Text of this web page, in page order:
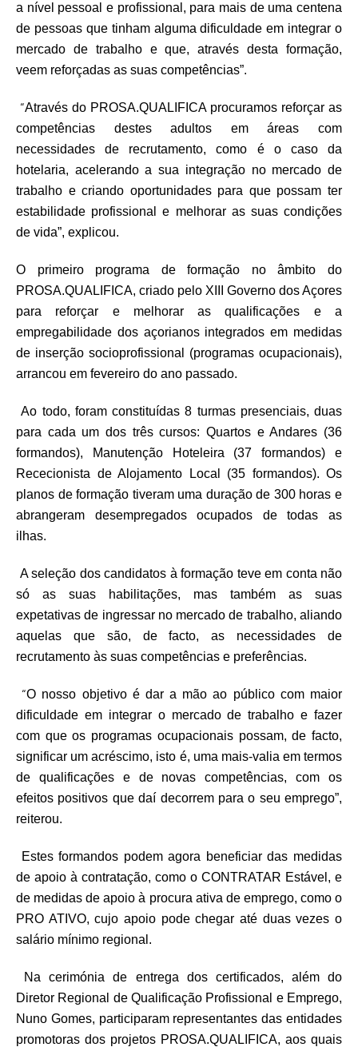
a nível pessoal e profissional, para mais de uma centena
de pessoas que tinham alguma dificuldade em integrar o
mercado de trabalho e que, através desta formação,
veem reforçadas as suas competências”.
“Através do PROSA.QUALIFICA procuramos reforçar as
competências destes adultos em áreas com
necessidades de recrutamento, como é o caso da
hotelaria, acelerando a sua integração no mercado de
trabalho e criando oportunidades para que possam ter
estabilidade profissional e melhorar as suas condições
de vida”, explicou.
O primeiro programa de formação no âmbito do
PROSA.QUALIFICA, criado pelo XIII Governo dos Açores
para reforçar e melhorar as qualificações e a
empregabilidade dos açorianos integrados em medidas
de inserção socioprofissional (programas ocupacionais),
arrancou em fevereiro do ano passado.
Ao todo, foram constituídas 8 turmas presenciais, duas
para cada um dos três cursos: Quartos e Andares (36
formandos), Manutenção Hoteleira (37 formandos) e
Rececionista de Alojamento Local (35 formandos). Os
planos de formação tiveram uma duração de 300 horas e
abrangeram desempregados ocupados de todas as
ilhas.
A seleção dos candidatos à formação teve em conta não
só as suas habilitações, mas também as suas
expetativas de ingressar no mercado de trabalho, aliando
aquelas que são, de facto, as necessidades de
recrutamento às suas competências e preferências.
“O nosso objetivo é dar a mão ao público com maior
dificuldade em integrar o mercado de trabalho e fazer
com que os programas ocupacionais possam, de facto,
significar um acréscimo, isto é, uma mais-valia em termos
de qualificações e de novas competências, com os
efeitos positivos que daí decorrem para o seu emprego”,
reiterou.
Estes formandos podem agora beneficiar das medidas
de apoio à contratação, como o CONTRATAR Estável, e
de medidas de apoio à procura ativa de emprego, como o
PRO ATIVO, cujo apoio pode chegar até duas vezes o
salário mínimo regional.
Na cerimónia de entrega dos certificados, além do
Diretor Regional de Qualificação Profissional e Emprego,
Nuno Gomes, participaram representantes das entidades
promotoras dos projetos PROSA.QUALIFICA, aos quais